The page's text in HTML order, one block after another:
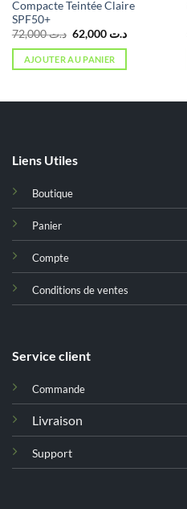
Compacte Teintée Claire
SPF50+
د.ت72,000
Le
prix
initial
était :
د.ت 62,000
Le
AJOUTER AU PANIER
Liens Utiles
Boutique
Panier
Compte
Conditions de ventes
Service client
Commande
Livraison
Support